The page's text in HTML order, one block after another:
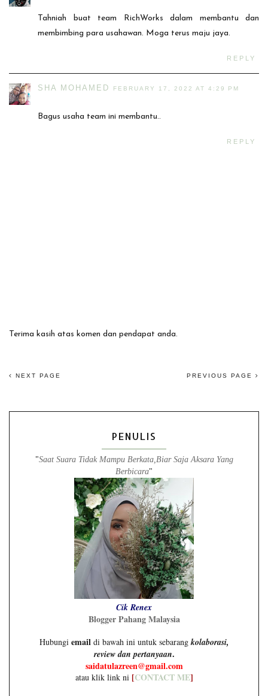
Tahniah buat team RichWorks dalam membantu dan
membimbing para usahawan. Moga terus maju jaya.
REPLY
SHA MOHAMED FEBRUARY 17, 2022 AT 4:29 PM
Bagus usaha team ini membantu..
REPLY
Terima kasih atas komen dan pendapat anda.
NEXT PAGE PREVIOUS PAGE
PENULIS
"Saat Suara Tidak Mampu Berkata,Biar Saja Aksara Yang
Berbicara"
Cik Renex
Blogger Pahang Malaysia
Hubungi emaildi bawah ini untuk sebarangkolaborasi,
review dan pertanyaan.
saidatulazreen@gmail.com
atau klik link ni [CONTACT ME]